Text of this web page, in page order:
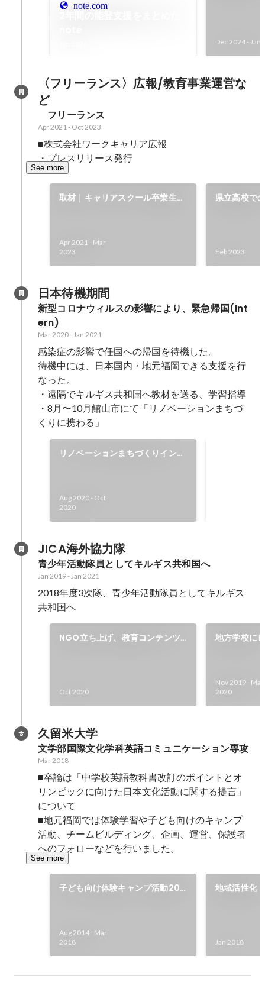
note.com
Dec 2024 -Jan
〈フリーランス〉広報/教育事業運営な
ど
フリーランス
Apr 2021- Oct 2023
■株式会社ワークキャリア広報
・プレスリリース発行
See more
取材｜キャリアスクール卒業生の
Apr 2021 - Mar
2023
県立高校で
Feb 2023
日本待機期間
新型コロナウィルスの影響により、緊急帰国(Int
ern)
Mar 2020-Jan 2021
感染症の影響で任国への帰国を待機した。
待機中には、日本国内・地元福岡できる支援を行
なった。
・遠隔でキルギス共和国へ教材を送る、学習指導
・8月〜10月館山市にて「リノベーションまちづ
くりに携わる」
リノベーションまちづくりインタ
Aug 2020 - Oct
2020
ンライン家
JICA海外協力隊
青少年活動隊員としてキルギス共和国へ
Jan 2019-Jan 2021
2018年度3次隊、青少年活動隊員としてキルギス
共和国へ
NGO立ち上げ、教育コンテンツ
Oct 2020
地方学校に
Nov 2019 - Mar
2020
久留米大学
文学部国際文化学科英語コミュニケーション専攻
Mar 2018
■卒論は「中学校英語教科書改訂のポイントとオ
リンピックに向けた日本文化活動に関する提言」
について
■地元福岡では体験学習や子ども向けのキャンプ
活動、チームビルディング、企画、運営、保護者
へのフォローなどを行いました。
See more
子ども向け体験キャンプ活動200
Aug 2014 - Mar
2018
地域活性化
Jan 2018